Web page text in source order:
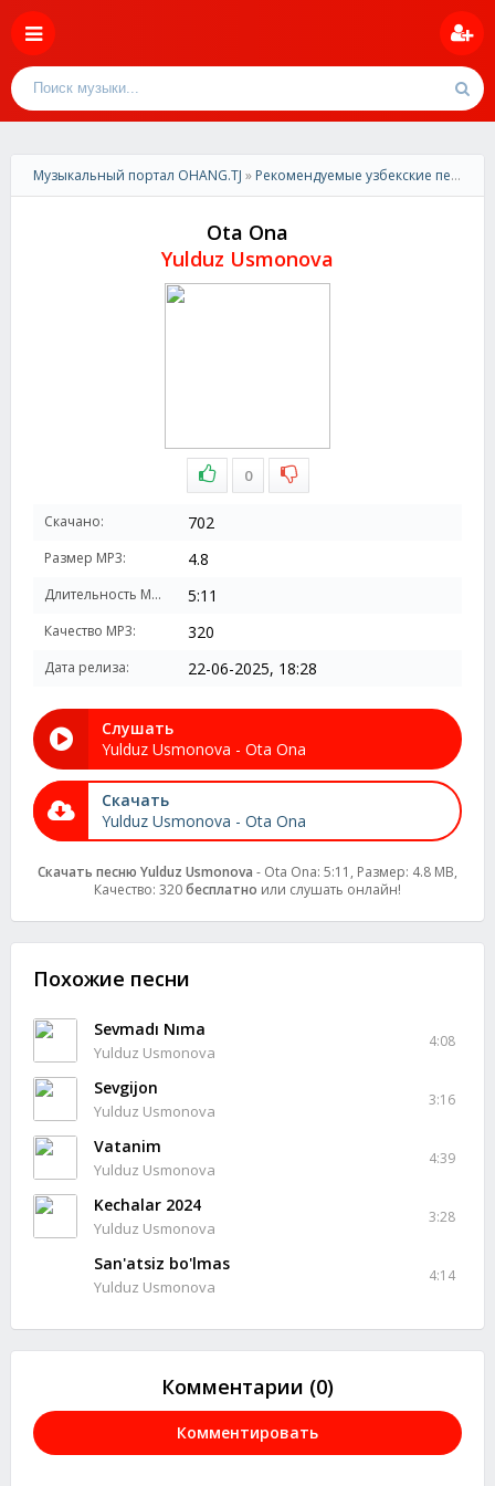
Музыкальный портал OHANG.TJ » Рекомендуемые узбекские песни
Ota Ona
Yulduz Usmonova
0
Скачано: 702
Размер MP3: 4.8
Длительность MP3: 5:11
Качество MP3: 320
Дата релиза: 22-06-2025, 18:28
Слушать
Yulduz Usmonova - Ota Ona
Скачать
Yulduz Usmonova - Ota Ona
Скачать песню Yulduz Usmonova - Ota Ona: 5:11, Размер: 4.8 MB,
Качество: 320бесплатно или слушать онлайн!
Похожие песни
Sevmadı Nıma
Yulduz Usmonova
4:08
Sevgijon
Yulduz Usmonova
3:16
Vatanim
Yulduz Usmonova
4:39
Kechalar 2024
Yulduz Usmonova
3:28
San'atsiz bo'lmas
Yulduz Usmonova
4:14
Комментарии (0)
Комментировать